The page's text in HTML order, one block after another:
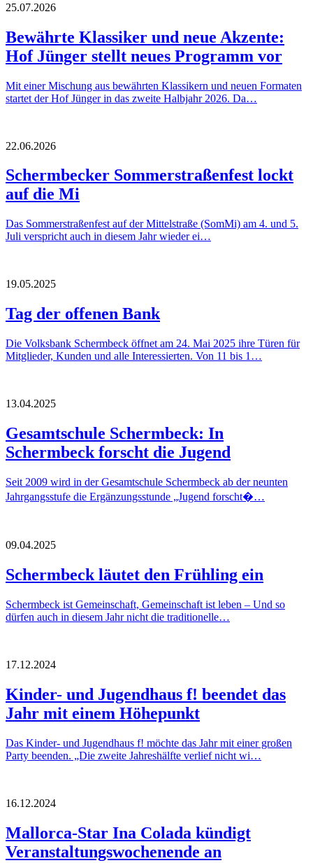
25.07.2026
Bewährte Klassiker und neue Akzente:
Hof Jünger stellt neues Programm vor
Mit einer Mischung aus bewährten Klassikern und neuen Formaten
startet der Hof Jünger in das zweite Halbjahr 2026. Da…
22.06.2026
Schermbecker Sommerstraßenfest lockt
auf die Mi
Das Sommerstraßenfest auf der Mittelstraße (SomMi) am 4. und 5.
Juli verspricht auch in diesem Jahr wieder ei…
19.05.2025
Tag der offenen Bank
Die Volksbank Schermbeck öffnet am 24. Mai 2025 ihre Türen für
Mitglieder, Kunden und alle Interessierten. Von 11 bis 1…
13.04.2025
Gesamtschule Schermbeck: In
Schermbeck forscht die Jugend
Seit 2009 wird in der Gesamtschule Schermbeck ab der neunten
Jahrgangsstufe die Ergänzungsstunde „Jugend forscht�…
09.04.2025
Schermbeck läutet den Frühling ein
Schermbeck ist Gemeinschaft, Gemeinschaft ist leben – Und so
dürfen auch in diesem Jahr nicht die traditionelle…
17.12.2024
Kinder- und Jugendhaus f! beendet das
Jahr mit einem Höhepunkt
Das Kinder- und Jugendhaus f! möchte das Jahr mit einer großen
Party beenden. „Die zweite Jahreshälfte verlief nicht wi…
16.12.2024
Mallorca-Star Ina Colada kündigt
Veranstaltungswochenende an